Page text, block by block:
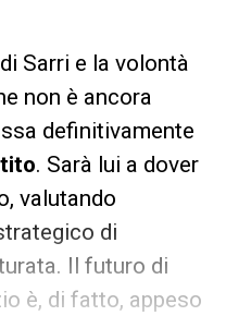
Sarri e la volontà
non è ancora
definitivamente
. Sarà lui a dover
valutando
di
Il futuro di
è, di fatto, appeso